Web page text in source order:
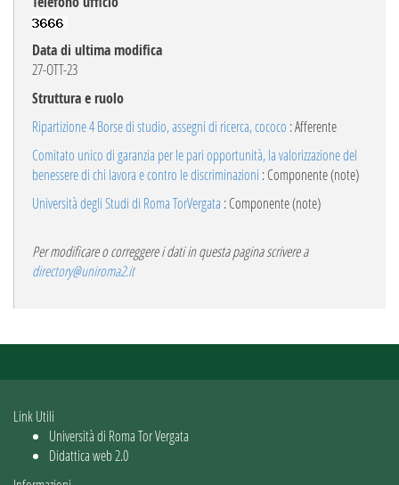
Data di ultima modifica
27-OTT-23
Struttura e ruolo
Ripartizione 4 Borse di studio, assegni di ricerca, cococo : Afferente
Comitato unico di garanzia per le pari opportunità, la valorizzazione del
benessere di chi lavora e contro le discriminazioni : Componente (note)
Università degli Studi di Roma TorVergata : Componente (note)
Per modificare o correggere i dati in questa pagina scrivere a
directory@uniroma2.it
Link Utili
Università di Roma Tor Vergata
Didattica web 2.0